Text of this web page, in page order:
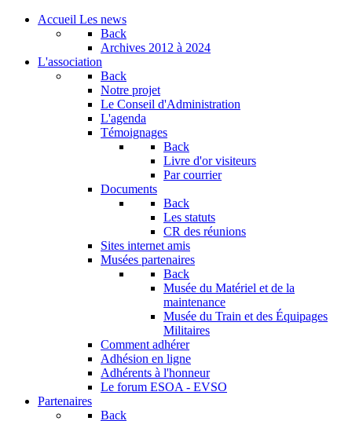
Accueil Les news
Back
Archives 2012 à 2024
L'association
Back
Notre projet
Le Conseil d'Administration
L'agenda
Témoignages
Back
Livre d'or visiteurs
Par courrier
Documents
Back
Les statuts
CR des réunions
Sites internet amis
Musées partenaires
Back
Musée du Matériel et de la
maintenance
Musée du Train et des Équipages
Militaires
Comment adhérer
Adhésion en ligne
Adhérents à l'honneur
Le forum ESOA - EVSO
Partenaires
Back